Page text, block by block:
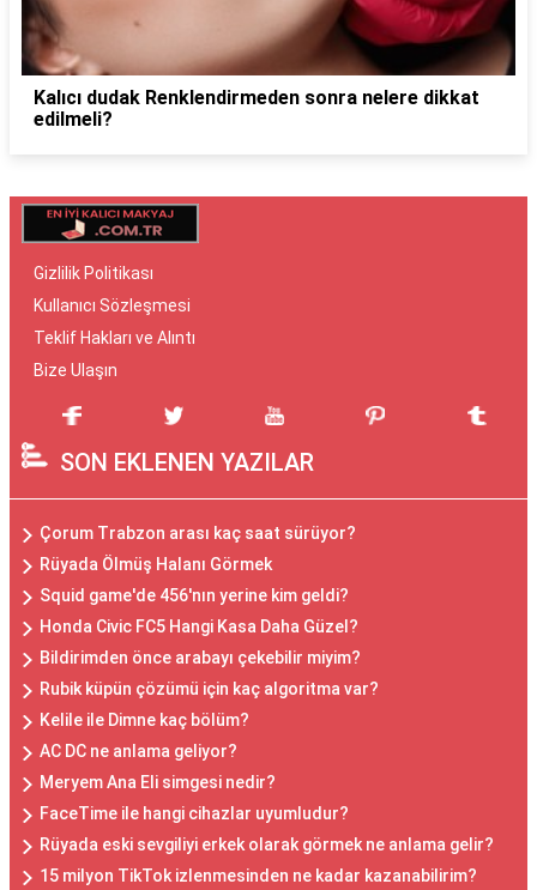
Kalıcı dudak Renklendirmeden sonra nelere dikkat
edilmeli?
Gizlilik Politikası
Kullanıcı Sözleşmesi
Teklif Hakları ve Alıntı
Bize Ulaşın
SON EKLENEN YAZILAR
Çorum Trabzon arası kaç saat sürüyor?
Rüyada Ölmüş Halanı Görmek
Squid game'de 456'nın yerine kim geldi?
Honda Civic FC5 Hangi Kasa Daha Güzel?
Bildirimden önce arabayı çekebilir miyim?
Rubik küpün çözümü için kaç algoritma var?
Kelile ile Dimne kaç bölüm?
AC DC ne anlama geliyor?
Meryem Ana Eli simgesi nedir?
FaceTime ile hangi cihazlar uyumludur?
Rüyada eski sevgiliyi erkek olarak görmek ne anlama gelir?
15 milyon TikTok izlenmesinden ne kadar kazanabilirim?